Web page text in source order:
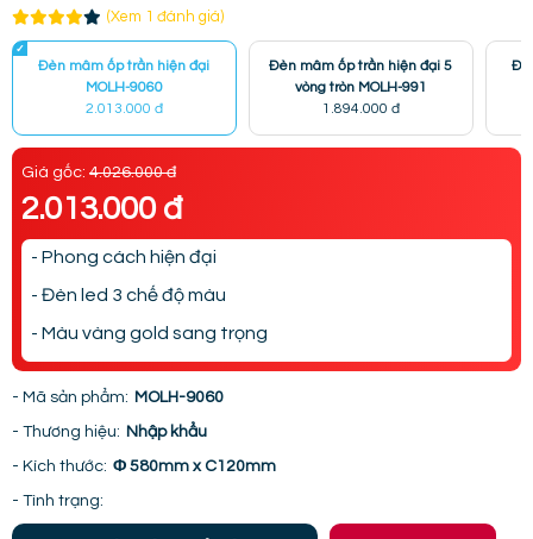
(Xem 1 đánh giá)
Đèn mâm ốp trần hiện đại
MOLH-9060
2.013.000 đ
Đèn mâm ốp trần hiện đại 5
vòng tròn MOLH-991
1.894.000 đ
Giá gốc: 4.026.000 đ
2.013.000 đ
- Phong cách hiện đại
- Đèn led 3 chế độ màu
- Màu vàng gold sang trọng
- Mã sản phẩm: MOLH-9060
- Thương hiệu: Nhập khẩu
- Kích thước: Φ 580mm x C120mm
- Tình trạng: